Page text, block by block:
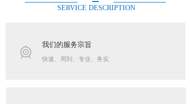
SERVICE DESCRIPTION
快速、周到、专业、务实
我们的服务宗旨